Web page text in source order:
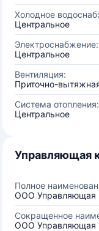
Холодное
Центральное
Электроснабжение:
Центральное
Вентиляция:
Приточно-
Система отопления:
Центральное
Управляющая
Полное
ООО Управляющая
Сокращенное
ООО Управляющая